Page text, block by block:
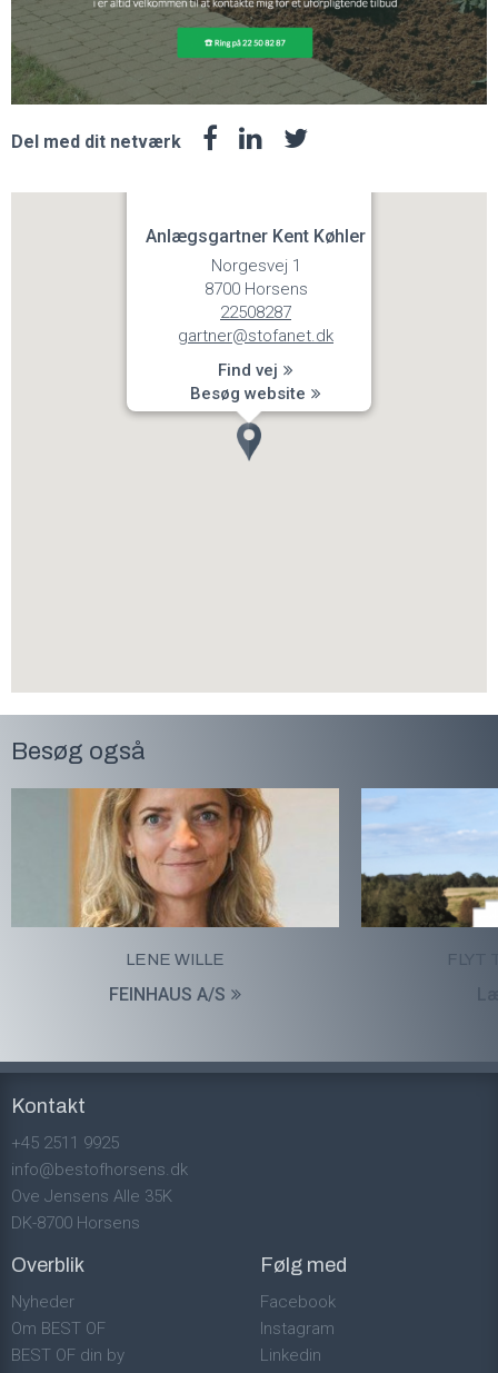
Del med dit netværk
Anlægsgartner Kent Køhler
Norgesvej 1
8700 Horsens
22508287
gartner@stofanet.dk
Find vej
Besøg website
Besøg også
LENE WILLE
FEINHAUS A/S
FLYT
Kontakt
+45 2511 9925
info@bestofhorsens.dk
Ove Jensens Alle 35K
DK-8700 Horsens
Overblik
Nyheder
Om BEST OF
BEST OF din by
Følg med
Facebook
Instagram
Linkedin